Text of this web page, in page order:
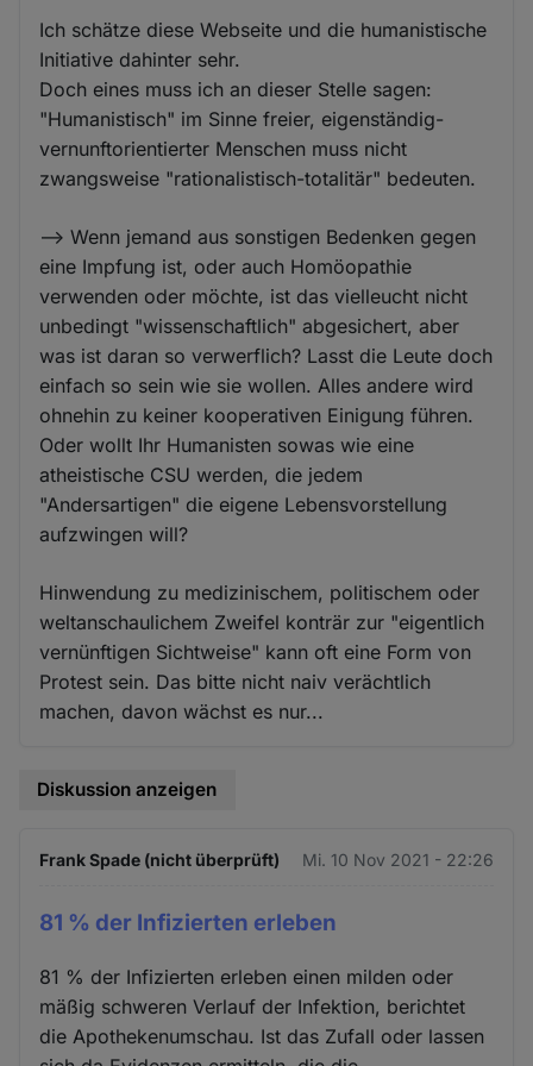
Ich schätze diese Webseite und die humanistische
Initiative dahinter sehr.
Doch eines muss ich an dieser Stelle sagen:
"Humanistisch" im Sinne freier, eigenständig-
vernunftorientierter Menschen muss nicht
zwangsweise "rationalistisch-totalitär" bedeuten.
--> Wenn jemand aus sonstigen Bedenken gegen
eine Impfung ist, oder auch Homöopathie
verwenden oder möchte, ist das vielleucht nicht
unbedingt "wissenschaftlich" abgesichert, aber
was ist daran so verwerflich? Lasst die Leute doch
einfach so sein wie sie wollen. Alles andere wird
ohnehin zu keiner kooperativen Einigung führen.
Oder wollt Ihr Humanisten sowas wie eine
atheistische CSU werden, die jedem
"Andersartigen" die eigene Lebensvorstellung
aufzwingen will?
Hinwendung zu medizinischem, politischem oder
weltanschaulichem Zweifel konträr zur "eigentlich
vernünftigen Sichtweise" kann oft eine Form von
Protest sein. Das bitte nicht naiv verächtlich
machen, davon wächst es nur...
Diskussion anzeigen
Frank Spade (nicht überprüft) Mi. 10 Nov 2021 - 22:26
81 % der Infizierten erleben
81 % der Infizierten erleben einen milden oder
mäßig schweren Verlauf der Infektion, berichtet
die Apothekenumschau. Ist das Zufall oder lassen